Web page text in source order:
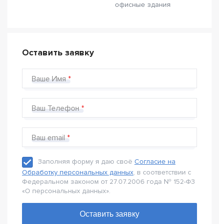
офисные здания
Оставить заявку
Ваше Имя
Ваш Телефон
Ваш email
Заполняя форму я даю своё Согласие на
Обработку персональных данных, в соответствии с
Федеральном законом от 27.07.2006 года № 152-Ф3
«О персональных данных».